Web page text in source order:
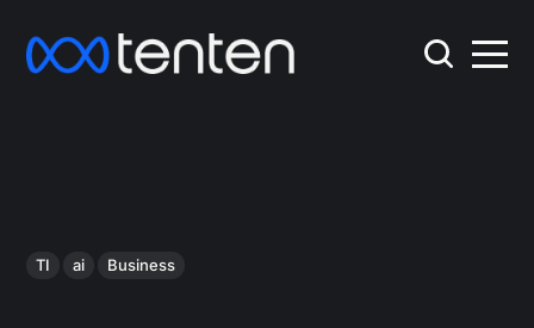
TI ai Business